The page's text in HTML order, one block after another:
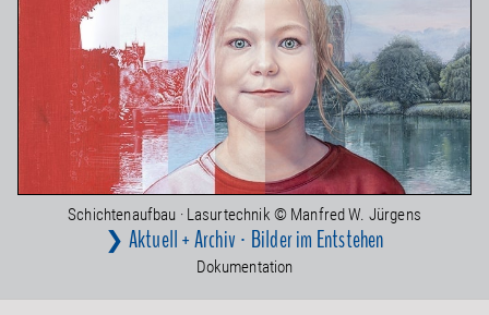
Schichtenaufbau · Lasurtechnik © Manfred W. Jürgens
❯ Aktuell + Archiv · Bilder im Entstehen
Dokumentation